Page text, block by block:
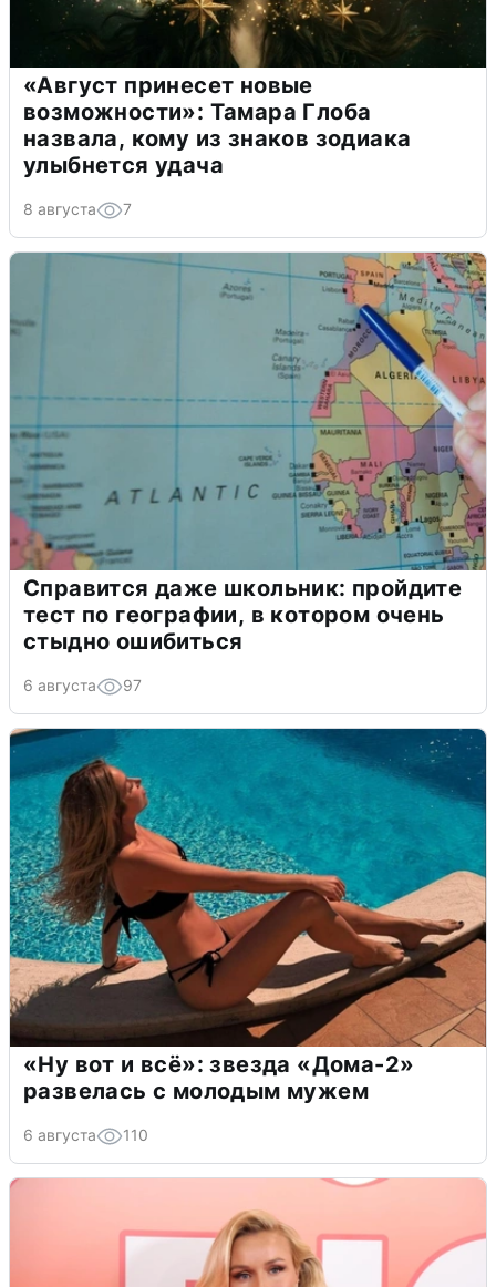
«Август принесет новые
возможности»: Тамара Глоба
назвала, кому из знаков зодиака
улыбнется удача
8 августа 7
Справится даже школьник: пройдите
тест по географии, в котором очень
стыдно ошибиться
6 августа 97
«Ну вот и всё»: звезда «Дома-2»
развелась с молодым мужем
6 августа 110